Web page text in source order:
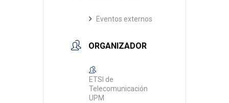
Eventos externos
ORGANIZADOR
ETSI de
Telecomunicación
UPM